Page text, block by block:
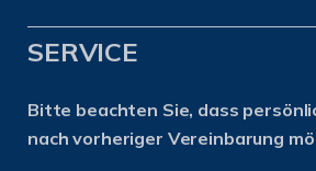
SERVICE
Bitte beachten Sie, dass
nach vorheriger Vereinbarung